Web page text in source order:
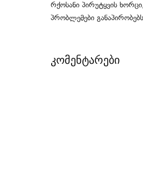
რქოსანი პირუტყვის
პრობლემები
კომენტარები